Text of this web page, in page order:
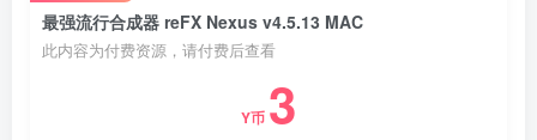
最强流行合成器 reFX Nexus v4.5.13 MAC
此内容为付费资源，请付费后查看
Y币 3